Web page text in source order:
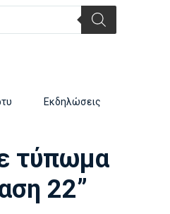
Εκδηλώσεις
τύπωμα
22”